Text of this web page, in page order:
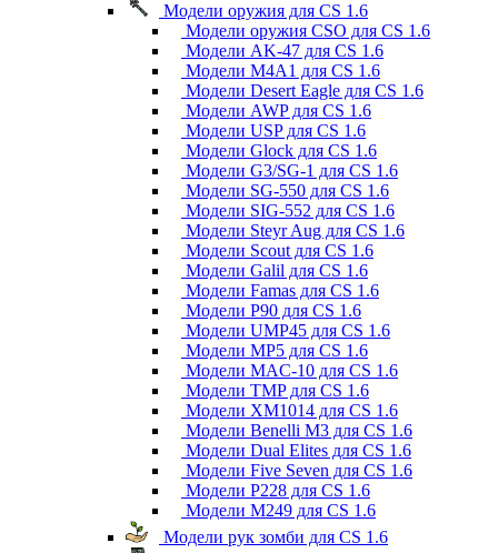
Модели оружия для CS 1.6
Модели оружия CSO для CS 1.6
Модели AK-47 для CS 1.6
Модели M4A1 для CS 1.6
Модели Desert Eagle для CS 1.6
Модели AWP для CS 1.6
Модели USP для CS 1.6
Модели Glock для CS 1.6
Модели G3/SG-1 для CS 1.6
Модели SG-550 для CS 1.6
Модели SIG-552 для CS 1.6
Модели Steyr Aug для CS 1.6
Модели Scout для CS 1.6
Модели Galil для CS 1.6
Модели Famas для CS 1.6
Модели P90 для CS 1.6
Модели UMP45 для CS 1.6
Модели MP5 для CS 1.6
Модели MAC-10 для CS 1.6
Модели TMP для CS 1.6
Модели XM1014 для CS 1.6
Модели Benelli M3 для CS 1.6
Модели Dual Elites для CS 1.6
Модели Five Seven для CS 1.6
Модели P228 для CS 1.6
Модели M249 для CS 1.6
Модели рук зомби для CS 1.6